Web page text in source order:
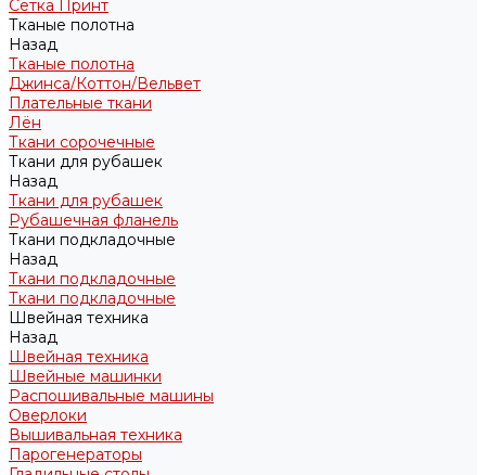
Сетка Принт
Тканые полотна
Назад
Тканые полотна
Джинса/Коттон/Вельвет
Плательные ткани
Лён
Ткани сорочечные
Ткани для рубашек
Назад
Ткани для рубашек
Рубашечная фланель
Ткани подкладочные
Назад
Ткани подкладочные
Ткани подкладочные
Швейная техника
Назад
Швейная техника
Швейные машинки
Распошивальные машины
Оверлоки
Вышивальная техника
Парогенераторы